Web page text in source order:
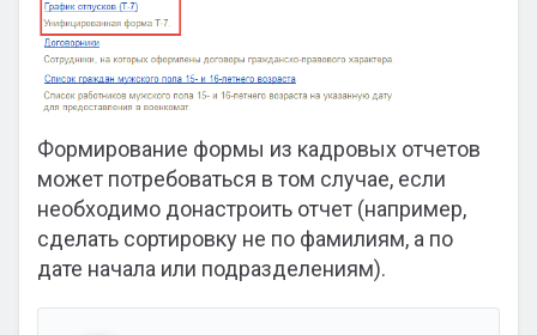
Формирование формы из кадровых отчетов
может потребоваться в том случае, если
необходимо донастроить отчет (например,
сделать сортировку не по фамилиям, а по
дате начала или подразделениям).